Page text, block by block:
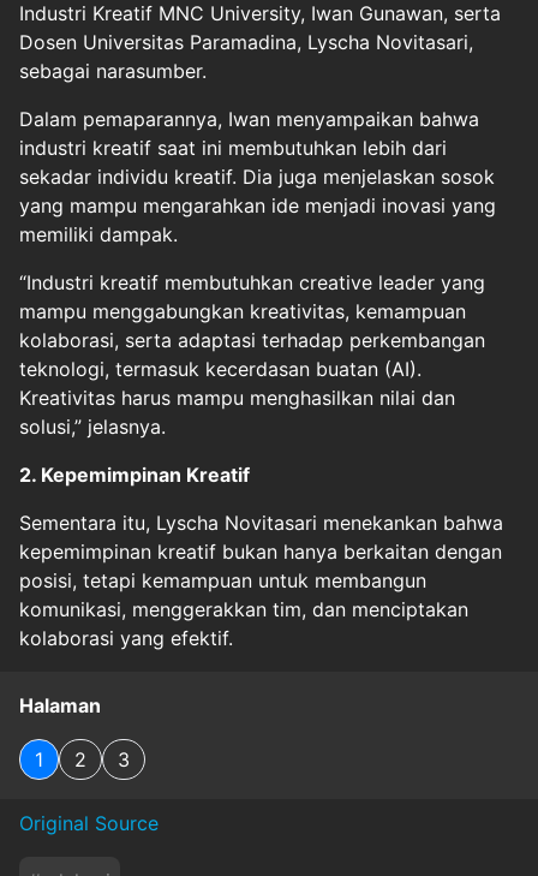
Industri Kreatif MNC University, Iwan Gunawan, serta
Dosen Universitas Paramadina, Lyscha Novitasari,
sebagai narasumber.
Dalam pemaparannya, Iwan menyampaikan bahwa
industri kreatif saat ini membutuhkan lebih dari
sekadar individu kreatif. Dia juga menjelaskan sosok
yang mampu mengarahkan ide menjadi inovasi yang
memiliki dampak.
“Industri kreatif membutuhkan creative leader yang
mampu menggabungkan kreativitas, kemampuan
kolaborasi, serta adaptasi terhadap perkembangan
teknologi, termasuk kecerdasan buatan (AI).
Kreativitas harus mampu menghasilkan nilai dan
solusi,” jelasnya.
2. Kepemimpinan Kreatif
Sementara itu, Lyscha Novitasari menekankan bahwa
kepemimpinan kreatif bukan hanya berkaitan dengan
posisi, tetapi kemampuan untuk membangun
komunikasi, menggerakkan tim, dan menciptakan
kolaborasi yang efektif.
Halaman
1 2 3
Original Source